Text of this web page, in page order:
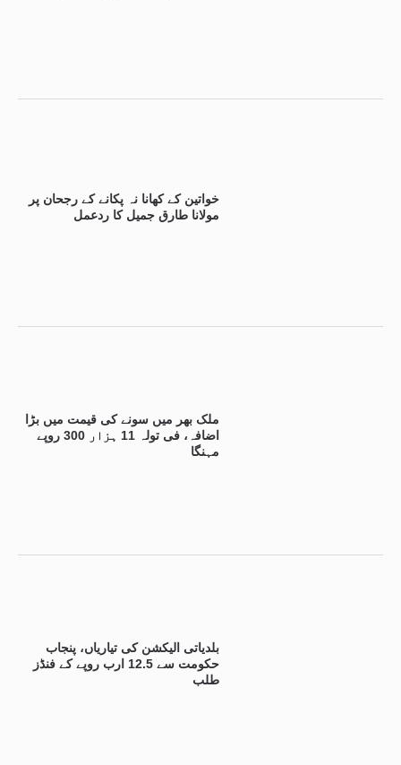
خواتین کے کھانا نہ پکانے کے رجحان پر
مولانا طارق جمیل کا ردعمل
ملک بھر میں سونے کی قیمت میں بڑا
اضافہ، فی تولہ 11 ہزار 300 روپے
مہنگا
بلدیاتی الیکشن کی تیاریاں، پنجاب
حکومت سے 12.5 ارب روپے کے فنڈز
طلب